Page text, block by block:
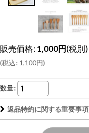
販売価格:1,000円(税別)
(税込: 1,100円)
数量:
返品特約に関する重要事項